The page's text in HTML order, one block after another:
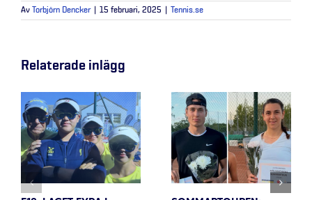
Av Torbjörn Dencker 15 februari, 2025 Tennis.se
Relaterade inlägg